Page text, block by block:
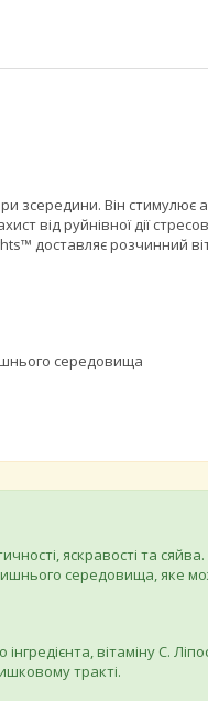
зсередини. Він стимулює
від руйнівної дії
доставляє розчинний
середовища
яскравості та
середовища, яке
вітаміну С.
тракті.